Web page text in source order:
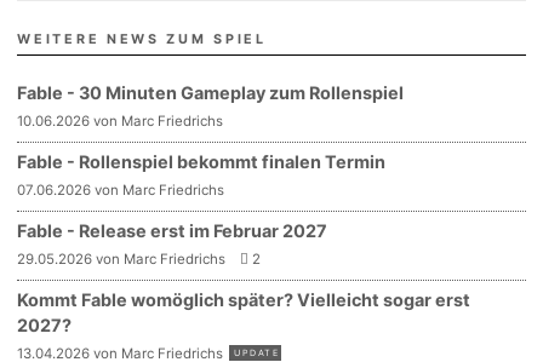
WEITERE NEWS ZUM SPIEL
Fable - 30 Minuten Gameplay zum Rollenspiel
10.06.2026 von Marc Friedrichs
Fable - Rollenspiel bekommt finalen Termin
07.06.2026 von Marc Friedrichs
Fable - Release erst im Februar 2027
29.05.2026 von Marc Friedrichs 2
Kommt Fable womöglich später? Vielleicht sogar erst
2027?
13.04.2026 von Marc Friedrichs UPDATE